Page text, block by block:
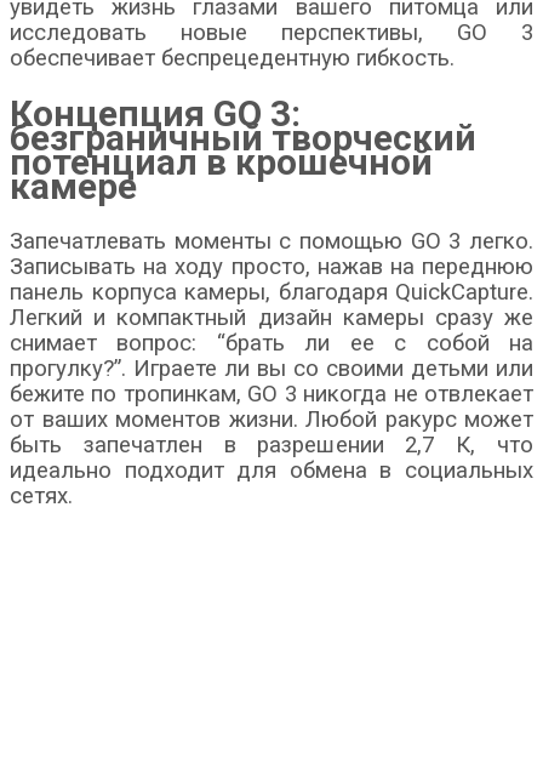
увидеть жизнь глазами вашего питомца или
исследовать новые перспективы, GO 3
обеспечивает беспрецедентную гибкость.
Концепция GO 3:
безграничный творческий
потенциал в крошечной
камере
Запечатлевать моменты с помощью GO 3 легко.
Записывать на ходу просто, нажав на переднюю
панель корпуса камеры, благодаря QuickCapture.
Легкий и компактный дизайн камеры сразу же
снимает вопрос: “брать ли ее с собой на
прогулку?”. Играете ли вы со своими детьми или
бежите по тропинкам, GO 3 никогда не отвлекает
от ваших моментов жизни. Любой ракурс может
быть запечатлен в разрешении 2,7 К, что
идеально подходит для обмена в социальных
сетях.